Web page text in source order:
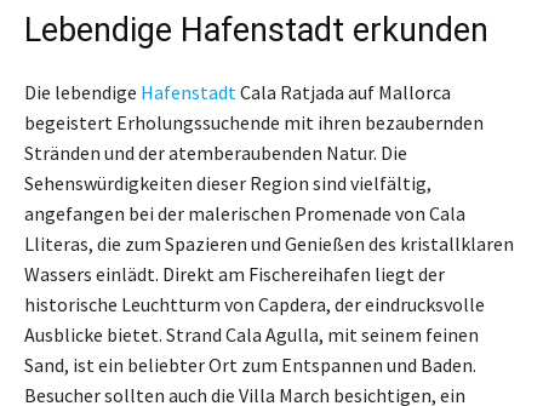
Lebendige Hafenstadt erkunden
Die lebendige Hafenstadt Cala Ratjada auf Mallorca
begeistert Erholungssuchende mit ihren bezaubernden
Stränden und der atemberaubenden Natur. Die
Sehenswürdigkeiten dieser Region sind vielfältig,
angefangen bei der malerischen Promenade von Cala
Lliteras, die zum Spazieren und Genießen des kristallklaren
Wassers einlädt. Direkt am Fischereihafen liegt der
historische Leuchtturm von Capdera, der eindrucksvolle
Ausblicke bietet. Strand Cala Agulla, mit seinem feinen
Sand, ist ein beliebter Ort zum Entspannen und Baden.
Besucher sollten auch die Villa March besichtigen, ein